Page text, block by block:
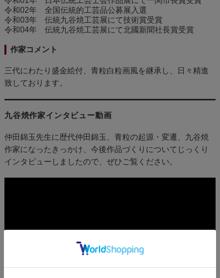
令和02年 全国伝統的工芸品公募展入選
令和03年 伝統九谷焼工芸展にて技術賞受賞
令和04年 伝統九谷焼工芸展にて北國新聞社長賞受賞
作家コメント
三代にわたり盛金絵付、青粒白粒画風を継承し、日々精進
致しております。
九谷焼作家インタビュー動画
仲田錦玉先生に歴代仲田錦玉、青粒の起源・変遷、九谷焼
作家になったきっかけ、今後作品づくりについてじっくり
インタビューしましたので、ぜひご覧ください。